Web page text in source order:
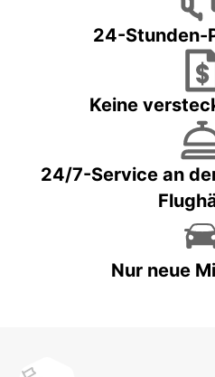
24-Stunden-
Keine
24/7-Service an
Nur neue